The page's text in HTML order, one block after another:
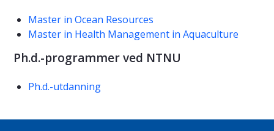
Master in Ocean Resources
Master in Health Management in Aquaculture
Ph.d.-programmer ved NTNU
Ph.d.-utdanning